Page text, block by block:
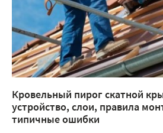
Кровельный пирог скатной
устройство, слои, правила
типичные ошибки